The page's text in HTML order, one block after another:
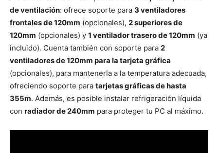
de ventilación: ofrece soporte para 3 ventiladores
frontales de 120mm (opcionales), 2 superiores de
120mm (opcionales) y 1 ventilador trasero de 120mm (ya
incluido). Cuenta también con soporte para 2
ventiladores de 120mm para la tarjeta gráfica
(opcionales), para mantenerla a la temperatura adecuada,
ofreciendo soporte para tarjetas gráficas de hasta
355m. Además, es posible instalar refrigeración líquida
con radiador de 240mm para proteger tu PC al máximo.